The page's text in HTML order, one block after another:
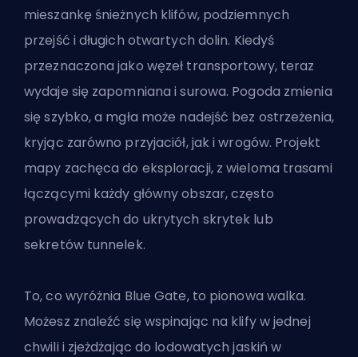
mieszankę śnieżnych klifów, podziemnych
przejść i długich otwartych dolin. Kiedyś
przeznaczona jako węzeł transportowy, teraz
wydaje się zapomniana i surowa. Pogoda zmienia
się szybko, a mgła może nadejść bez ostrzeżenia,
kryjąc zarówno przyjaciół, jak i wrogów. Projekt
mapy zachęca do eksploracji, z wieloma trasami
łączącymi każdy główny obszar, często
prowadzących do ukrytych skrytek lub
sekretów tunnelek.
To, co wyróżnia Blue Gate, to pionowa walka.
Możesz znaleźć się wspinając na klify w jednej
chwili i zjeżdżając do lodowatych jaskiń w